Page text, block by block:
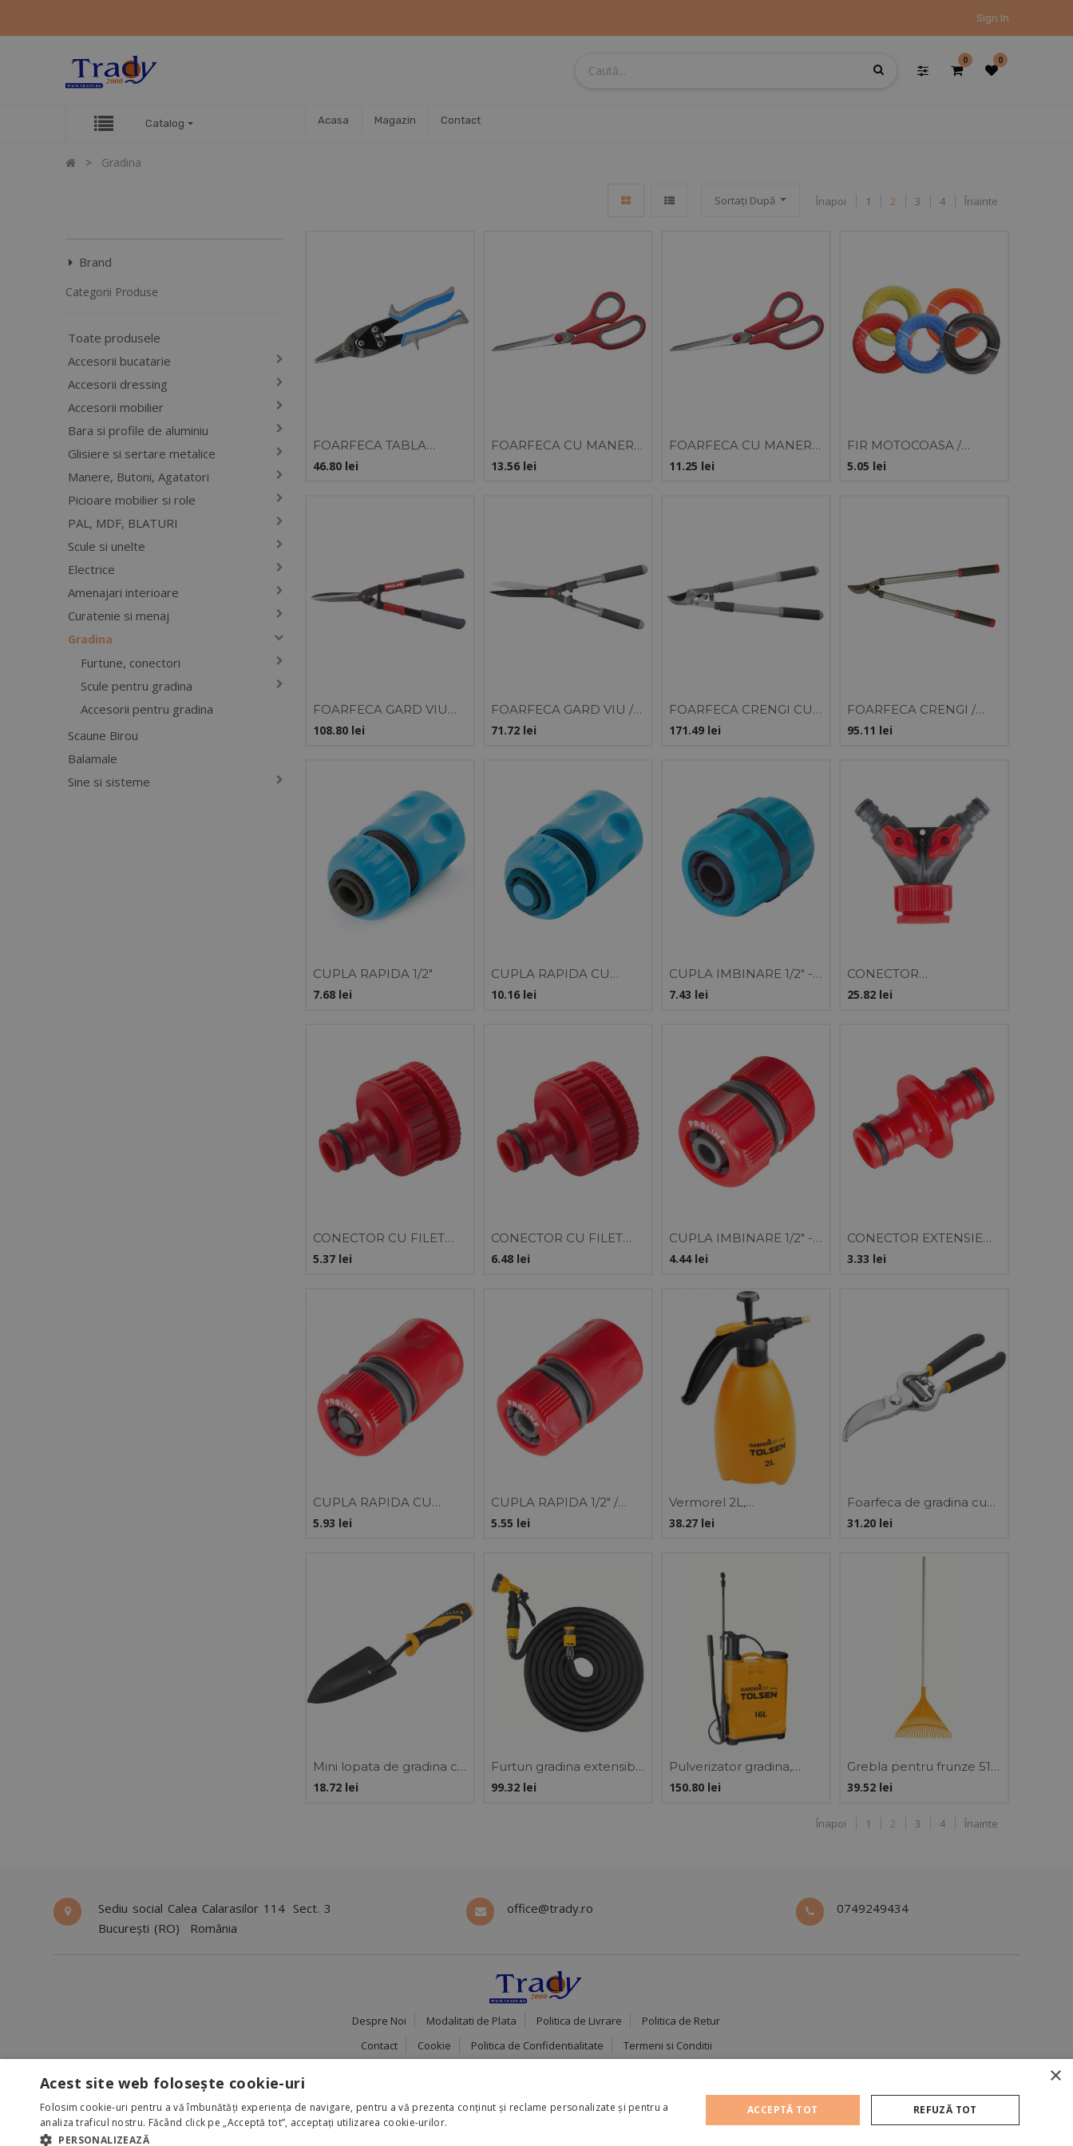
Sign In
0 0
Catalog Acasa Magazin Contact
Gradina
Înapoi 1 2 3 4 Înainte
Sortați După
Brand
Categorii Produse
Toate produsele
Accesorii bucatarie
Accesorii dressing
Accesorii mobilier
Bara si profile de aluminiu
Glisiere si sertare metalice
Manere, Butoni, Agatatori
Picioare mobilier si role
PAL, MDF, BLATURI
Scule si unelte
Electrice
Amenajari interioare
Curatenie si menaj
Gradina
Furtune, conectori
Scule pentru gradina
Accesorii pentru gradina
Scaune Birou
Balamale
Sine si sisteme
FOARFECA TABLA
250MM / CIOC DREPT
46.80 lei
FOARFECA CU MANER
ERGONOMIC 220MM
13.56 lei
FOARFECA CU MANER
ERGONOMIC 140MM
11.25 lei
FIR MOTOCOASA /
BLISTER - ROTUND
5.05 lei
FOARFECA GARD VIU
CU MANER ALUMINIU
108.80 lei
FOARFECA GARD VIU /
200MM
71.72 lei
FOARFECA CRENGI CU
PARGHIE SI MANER
171.49 lei
FOARFECA CRENGI /
40MM
95.11 lei
CUPLA RAPIDA 1/2"
7.68 lei
CUPLA RAPIDA CU
STOP 1/2" / BLISTER
10.16 lei
CUPLA IMBINARE 1/2" -
1/2" / BLISTER
7.43 lei
CONECTOR
DISTRIBUITOR CU 2
25.82 lei
CONECTOR CU FILET
INTERN REDUCTOR 3/4"
5.37 lei
CONECTOR CU FILET
INTERN REDUCTOR 1" -
6.48 lei
CUPLA IMBINARE 1/2" -
1/2" / VRAC
4.44lei
CONECTOR EXTENSIE
DUBLU / VRAC
3.33 lei
CUPLA RAPIDA CU
STOP 1/2" / VRAC
5.93 lei
CUPLA RAPIDA 1/2" /
VRAC
5.55 lei
Vermorel 2L,
GARDENEST
38.27 lei
Foarfeca de gradina cu
model cu derivatie 200
31.20 lei
Mini lopata de gradina cu
maner ergonomic,
18.72 lei
Furtun gradina extensibil
cu pistol de apa, 5+15 m,
99.32 lei
Pulverizator gradina,
pompa de stropit, 16 L,
150.80 lei
Grebla pentru frunze 510
mm, 1200 mm,
39.52 lei
Înapoi 1 2 3 4 Înainte
Sediu social Calea Calarasilor 114 Sect. 3
București (RO)
România
office@trady.ro 0749249434
Despre Noi Modalitati de Plata Politica de Livrare
Politica de Retur
Contact
Cookie Politica de Confidentialitate Termeni si Conditii
Copyright © Trady 2000
×
Acest site web folosește cookie-uri
Folosim cookie-uri pentru a vă îmbunătăți experiența de navigare, pentru a vă prezenta conținut și reclame personalizate și pentru a
analiza traficul nostru. Făcând click pe „Acceptă tot”, acceptați utilizarea cookie-urilor.
PERSONALIZEAZĂ
ACCEPTĂ TOT REFUZĂ TOT